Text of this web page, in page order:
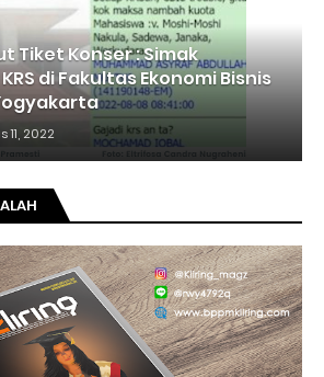
Tiket Konser : Simak
di Fakultas Ekonomi Bisnis
11, 2022